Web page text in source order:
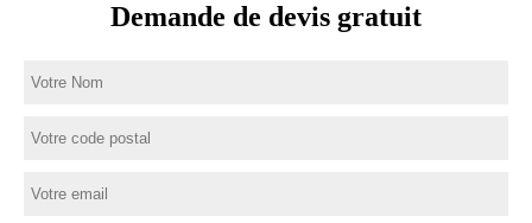
Demande de devis gratuit